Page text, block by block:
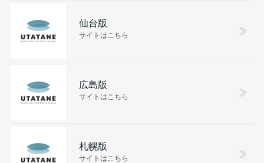
仙台版
サイトはこちら
広島版
サイトはこちら
札幌版
サイトはこちら